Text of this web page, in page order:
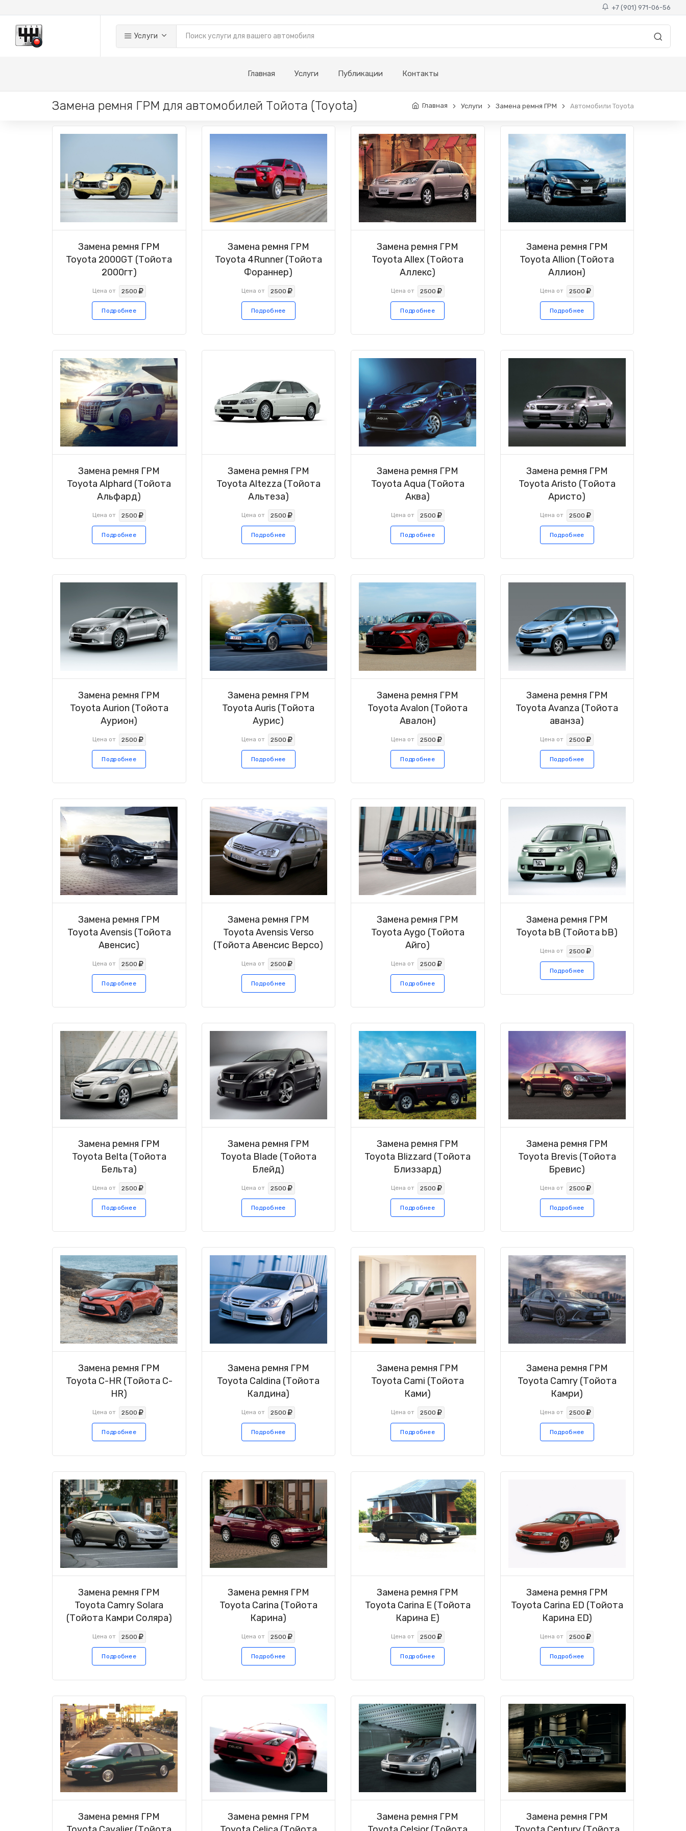
+7 (901) 971-06-56
Услуги
Главная Услуги Публикации Контакты
Замена ремня ГРМ для автомобилей Тойота (Toyota) Главная Услуги Замена ремня ГРМ Автомобили Toyota
Замена ремня ГРМ
Toyota 2000GT (Тойота
2000гт)
Цена от 2500
Подробнее
Замена ремня ГРМ
Toyota 4Runner (Тойота
Фораннер)
Цена от 2500
Подробнее
Замена ремня ГРМ
Toyota Allex (Тойота
Аллекс)
Цена от 2500
Подробнее
Замена ремня ГРМ
Toyota Allion (Тойота
Аллион)
Цена от 2500
Подробнее
Замена ремня ГРМ
Toyota Alphard (Тойота
Альфард)
Цена от 2500
Подробнее
Замена ремня ГРМ
Toyota Altezza (Тойота
Альтеза)
Цена от 2500
Подробнее
Замена ремня ГРМ
Toyota Aqua (Тойота
Аква)
Цена от 2500
Подробнее
Замена ремня ГРМ
Toyota Aristo (Тойота
Аристо)
Цена от 2500
Подробнее
Замена ремня ГРМ
Toyota Aurion (Тойота
Аурион)
Цена от 2500
Подробнее
Замена ремня ГРМ
Toyota Auris (Тойота
Аурис)
Цена от 2500
Подробнее
Замена ремня ГРМ
Toyota Avalon (Тойота
Авалон)
Цена от 2500
Подробнее
Замена ремня ГРМ
Toyota Avanza (Тойота
аванза)
Цена от 2500
Подробнее
Замена ремня ГРМ
Toyota Avensis (Тойота
Авенсис)
Цена от 2500
Подробнее
Замена ремня ГРМ
Toyota Avensis Verso
(Тойота Авенсис Версо)
Цена от 2500
Подробнее
Замена ремня ГРМ
Toyota Aygo (Тойота
Айго)
Цена от 2500
Подробнее
Замена ремня ГРМ
Toyota bB (Тойота bB)
Цена от 2500
Подробнее
Замена ремня ГРМ
Toyota Belta (Тойота
Бельта)
Цена от 2500
Подробнее
Замена ремня ГРМ
Toyota Blade (Тойота
Блейд)
Цена от 2500
Подробнее
Замена ремня ГРМ
Toyota Blizzard (Тойота
Близзард)
Цена от 2500
Подробнее
Замена ремня ГРМ
Toyota Brevis (Тойота
Бревис)
Цена от 2500
Подробнее
Замена ремня ГРМ
Toyota C-HR (Тойота C-
HR)
Цена от 2500
Подробнее
Замена ремня ГРМ
Toyota Caldina (Тойота
Калдина)
Цена от 2500
Подробнее
Замена ремня ГРМ
Toyota Cami (Тойота
Ками)
Цена от 2500
Подробнее
Замена ремня ГРМ
Toyota Camry (Тойота
Камри)
Цена от 2500
Подробнее
Замена ремня ГРМ
Toyota Camry Solara
(Тойота Камри Соляра)
Цена от 2500
Подробнее
Замена ремня ГРМ
Toyota Carina (Тойота
Карина)
Цена от 2500
Подробнее
Замена ремня ГРМ
Toyota Carina E (Тойота
Карина Е)
Цена от 2500
Подробнее
Замена ремня ГРМ
Toyota Carina ED (Тойота
Карина ED)
Цена от 2500
Подробнее
Замена ремня ГРМ
Замена ремня ГРМ
Замена ремня ГРМ
Замена ремня ГРМ